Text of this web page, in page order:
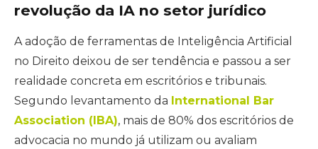
revolução da IA no setor jurídico
A adoção de ferramentas de Inteligência Artificial
no Direito deixou de ser tendência e passou a ser
realidade concreta em escritórios e tribunais.
Segundo levantamento da International Bar
Association (IBA), mais de 80% dos escritórios de
advocacia no mundo já utilizam ou avaliam